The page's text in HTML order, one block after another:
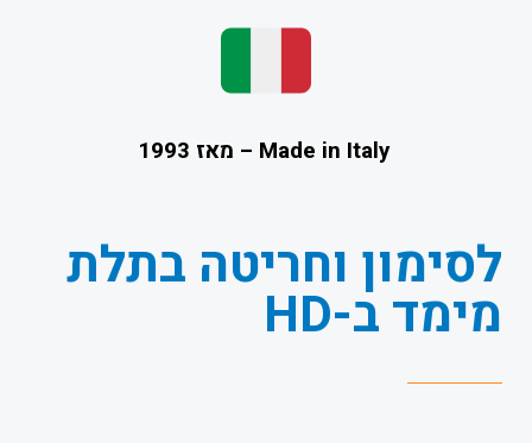
Made in Italy – מאז 1993
לסימון וחריטה בתלת
מימד ב-HD